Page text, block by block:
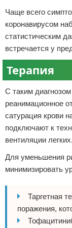
Чаще всего
коронавирусом
статистическим
встречается у
Терапия
С таким
реанимационное
сатурация крови
подключают к
вентиляции легких.
Для уменьшения
минимизировать
Таргетная
поражения,